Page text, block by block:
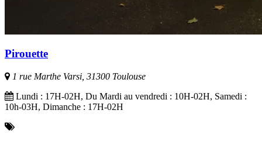
Pirouette
1 rue Marthe Varsi, 31300 Toulouse
Lundi : 17H-02H, Du Mardi au vendredi : 10H-02H, Samedi :
10h-03H, Dimanche : 17H-02H